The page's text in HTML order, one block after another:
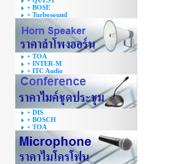
+ BOSE
+ Turbosound
+ TOA
+ INTER-M
+ ITC Audio
+ DIS
+ BOSCH
+ TOA